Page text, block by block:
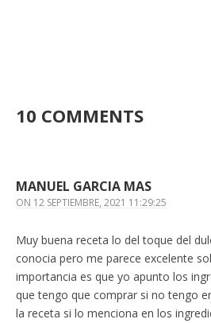
10 COMMENTS
MANUEL GARCIA MAS
ON 12 SEPTIEMBRE, 2021 11:29:25
Muy buena receta lo del toque del
conocia pero me parece excelente
importancia es que yo apunto los
que tengo que comprar si no tengo
la receta si lo menciona en los